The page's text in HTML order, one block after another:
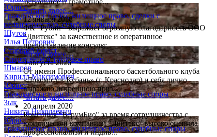
Юрист
Гражданское право, жилищное право, сделки с
недвижимостью, судебные споры
Шутов
Илья Петрович
Старший юрист
Спортивное и трудовое право
Шмаров
Кирилл Максимович
Юрист
Гражданское и жилищное право, судебные споры
Зык
Никита Николаевич
Юрист
Гражданское право, жилищное право, судебные споры
Читать далее....
12 января 2018
ФК "Рубин" выражает огромную благодарность ООО
"Двитекс" за качественное и оперативное
предоставление консульт...
Читать далее....
9 августа 2026
От имени Профессионального баскетбольного клуба
«Локомотив-Кубань» (г. Краснодар) и себя лично
выражаю искреннюю приз...
Читать далее....
20 апреля 2020
Компания "ВерумБио" за время сотрудничества с
юридической компанией "Двитекс" высоко оценила
профессионализм и индив...